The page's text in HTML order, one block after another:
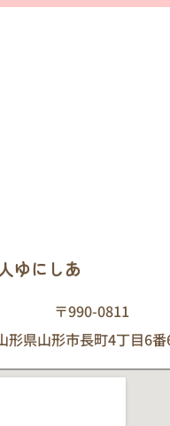
ゆにしあ
〒990-0811
形県山形市長町4丁目6